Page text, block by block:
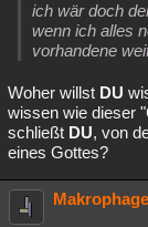
ich wär doch
wenn ich alles
vorhandene
Woher willst DU
wissen wie dieser
schließt DU, von
eines Gottes?
Makrophage